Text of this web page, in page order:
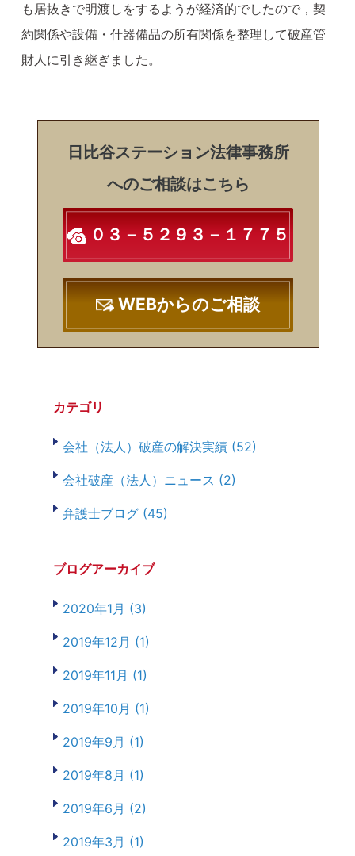
も居抜きで明渡しをするようが経済的でしたので，契
約関係や設備・什器備品の所有関係を整理して破産管
財人に引き継ぎました。
日比谷ステーション法律事務所
へのご相談はこちら
０３－５２９３－１７７５
WEBからのご相談
カテゴリ
会社（法人）破産の解決実績 (52)
会社破産（法人）ニュース (2)
弁護士ブログ (45)
ブログアーカイブ
2020年1月 (3)
2019年12月 (1)
2019年11月 (1)
2019年10月 (1)
2019年9月 (1)
2019年8月 (1)
2019年6月 (2)
2019年3月 (1)